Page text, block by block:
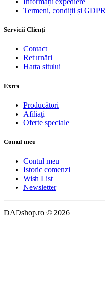
Informații expediere
Termeni, condiții și GDPR
Servicii Clienţi
Contact
Returnări
Harta sitului
Extra
Producători
Afiliaţi
Oferte speciale
Contul meu
Contul meu
Istoric comenzi
Wish List
Newsletter
DADshop.ro © 2026